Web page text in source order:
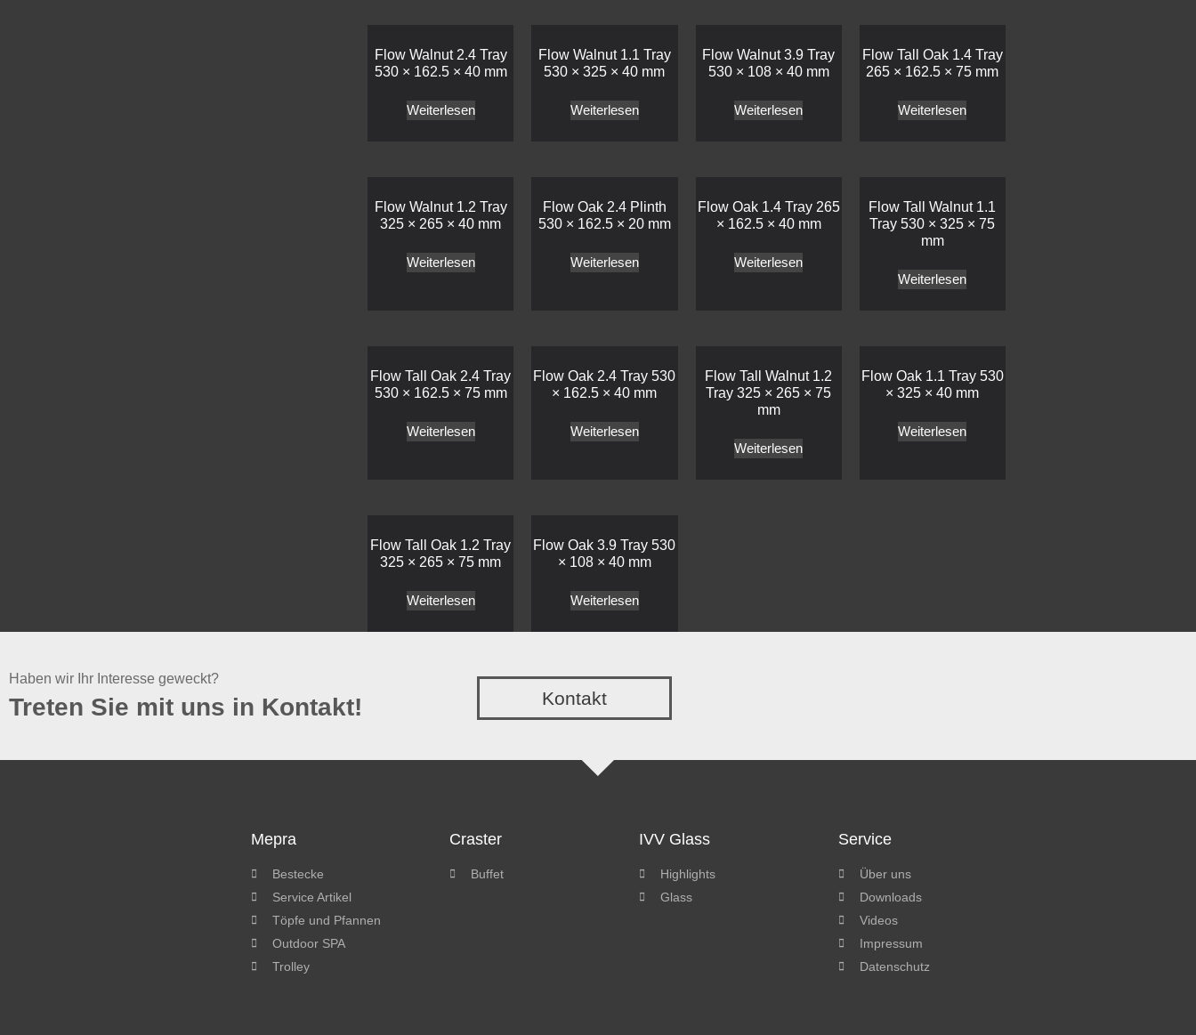
Flow Walnut 2.4 Tray
530 × 162.5 × 40 mm
Weiterlesen
Flow Walnut 1.1 Tray
530 × 325 × 40 mm
Weiterlesen
Flow Walnut 3.9 Tray
530 × 108 × 40 mm
Weiterlesen
Flow Tall Oak 1.4 Tray
265 × 162.5 × 75 mm
Weiterlesen
Flow Walnut 1.2 Tray
325 × 265 × 40 mm
Weiterlesen
Flow Oak 2.4 Plinth
530 × 162.5 × 20 mm
Weiterlesen
Flow Oak 1.4 Tray 265
× 162.5 × 40 mm
Weiterlesen
Flow Tall Walnut 1.1
Tray 530 × 325 × 75
mm
Weiterlesen
Flow Tall Oak 2.4 Tray
530 × 162.5 × 75 mm
Weiterlesen
Flow Oak 2.4 Tray 530
× 162.5 × 40 mm
Weiterlesen
Flow Tall Walnut 1.2
Tray 325 × 265 × 75
mm
Weiterlesen
Flow Oak 1.1 Tray 530
× 325 × 40 mm
Weiterlesen
Flow Tall Oak 1.2 Tray
325 × 265 × 75 mm
Weiterlesen
Flow Oak 3.9 Tray 530
× 108 × 40 mm
Weiterlesen
Haben wir Ihr Interesse geweckt?
Treten Sie mit uns in Kontakt! Kontakt
Mepra
Bestecke
Service Artikel
Töpfe und Pfannen
Outdoor SPA
Trolley
Craster
Buffet
IVV Glass
Highlights
Glass
Service
Über uns
Downloads
Videos
Impressum
Datenschutz